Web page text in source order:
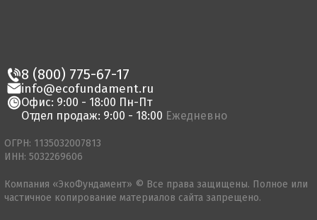
8 (800) 775-67-17
info@ecofundament.ru
Офис: 9:00 - 18:00 Пн-Пт
Отдел продаж: 9:00 - 18:00 Ежедневно
ОГРН: 1135032007813
ИНН: 5032269606
Компания «ЭкоФундамент» © Все права защищены. Полное или
частичное копирование материалов сайта запрещено.